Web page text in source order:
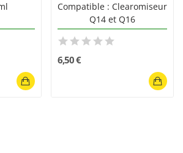
Compatible : Clearomiseur
Q14 et Q16
6,50 €